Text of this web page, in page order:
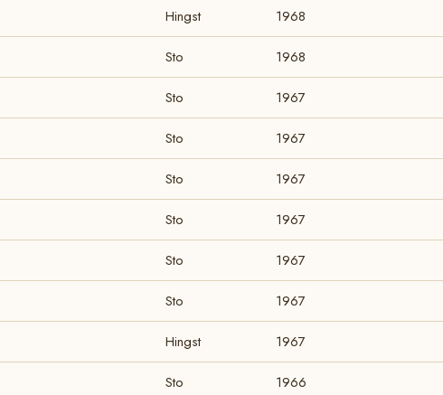
Hingst 1968
Sto 1968
Sto 1967
Sto 1967
Sto 1967
Sto 1967
Sto 1967
Sto 1967
Hingst 1967
Sto 1966